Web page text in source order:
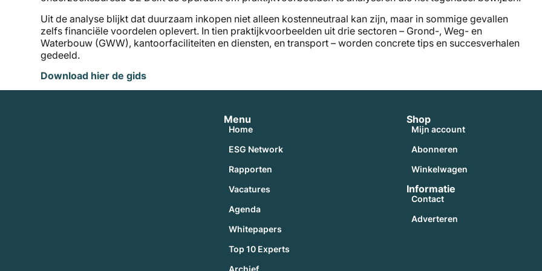
Uit de analyse blijkt dat duurzaam inkopen niet alleen kostenneutraal kan zijn, maar in sommige gevallen
zelfs financiële voordelen oplevert. In tien praktijkvoorbeelden uit drie sectoren – Grond-, Weg- en
Waterbouw (GWW), kantoorfaciliteiten en diensten, en transport – worden concrete tips en succesverhalen
gedeeld.
Download hier de gids
Menu
Home
ESG Network
Rapporten
Vacatures
Agenda
Whitepapers
Top 10 Experts
Shop
Mijn account
Abonneren
Winkelwagen
Informatie
Contact
Adverteren